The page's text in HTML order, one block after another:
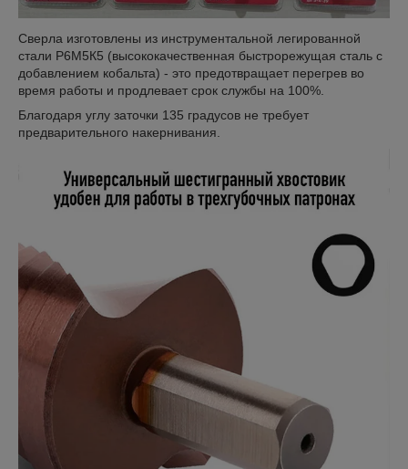
Сверла изготовлены из инструментальной легированной
стали Р6М5К5 (высококачественная быстрорежущая сталь с
добавлением кобальта) - это предотвращает перегрев во
время работы и продлевает срок службы на 100%.
Благодаря углу заточки 135 градусов не требует
предварительного накернивания.